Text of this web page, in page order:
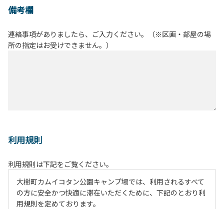
備考欄
連絡事項がありましたら、ご入力ください。（※区画・部屋の場
所の指定はお受けできません。）
利用規則
利用規則は下記をご覧ください。
大樹町カムイコタン公園キャンプ場では、利用されるすべて
の方に安全かつ快適に滞在いただくために、下記のとおり利
用規則を定めております。